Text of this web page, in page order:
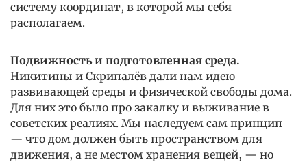
систему координат, в которой мы себя
располагаем.
Подвижность и подготовленная среда.
Никитины и Скрипалёв дали нам идею
развивающей среды и физической свободы дома.
Для них это было про закалку и выживание в
советских реалиях. Мы наследуем сам принцип
— что дом должен быть пространством для
движения, а не местом хранения вещей, — но